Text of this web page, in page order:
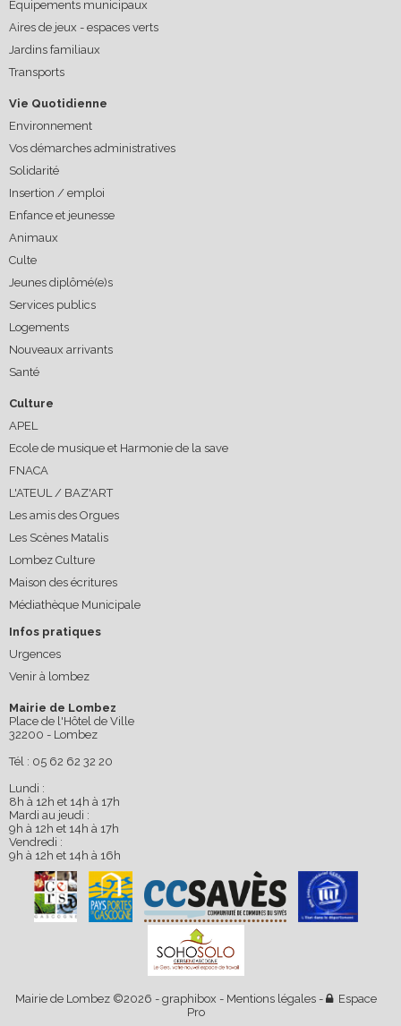
Equipements municipaux
Aires de jeux - espaces verts
Jardins familiaux
Transports
Vie Quotidienne
Environnement
Vos démarches administratives
Solidarité
Insertion / emploi
Enfance et jeunesse
Animaux
Culte
Jeunes diplômé(e)s
Services publics
Logements
Nouveaux arrivants
Santé
Culture
APEL
Ecole de musique et Harmonie de la save
FNACA
L'ATEUL / BAZ'ART
Les amis des Orgues
Les Scènes Matalis
Lombez Culture
Maison des écritures
Médiathèque Municipale
Infos pratiques
Urgences
Venir à lombez
Mairie de Lombez
Place de l'Hôtel de Ville
32200 - Lombez
Tél : 05 62 62 32 20
Lundi :
8h à 12h et 14h à 17h
Mardi au jeudi :
9h à 12h et 14h à 17h
Vendredi :
9h à 12h et 14h à 16h
Mairie de Lombez ©2026 - graphibox - Mentions légales -
Espace
Pro